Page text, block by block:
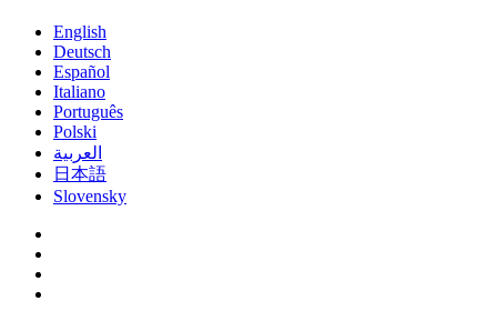
English
Deutsch
Español
Italiano
Português
Polski
العربية
日本語
Slovensky